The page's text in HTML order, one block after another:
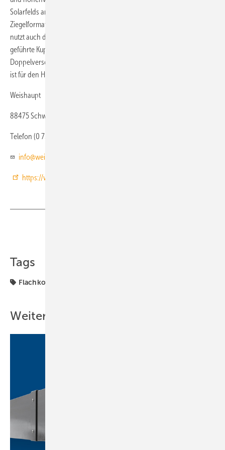
Solarfelds an verschiedene Untergründe, Dachformen und
Ziegelformate. Die Mehrfachbeschichtung (Mirotherm) des Absorbers
nutzt auch die diffuse Strahlung zur Wärme­gewinnung. Der dicht
geführte Kupferrohr-Mäander wird durch eine Laser-
Doppelverschweißung mit dem Vollflächenabsorber verbunden und
ist für den High-Flow- und Low-Flow-Betrieb geeignet.
Weishaupt
88475 Schwendi
Telefon (0 73 53) 8 30
info@weishaupt.de
https://www.weishaupt.de/
Tags
Flachkollektor
Weitere Inhalte